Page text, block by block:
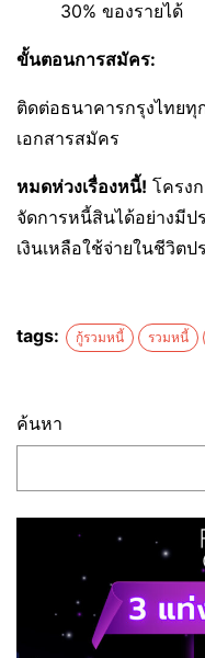
30% ของรายได้
ขั้นตอนการสมัคร:
ติดต่อธนาคารกรุงไทยทุ
เอกสารสมัคร
หมดห่วงเรื่องหนี้! โครง
จัดการหนี้สินได้อย่างมี
เงินเหลือใช้จ่ายในชีวิต
tags: กู้รวมหนี้ รวมหนี้
ค้นหา